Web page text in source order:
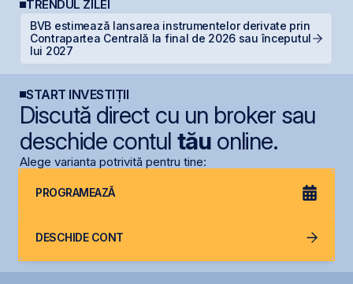
TRENDUL ZILEI
BVB estimează lansarea instrumentelor derivate prin
Contrapartea Centrală la final de 2026 sau începutul
lui 2027
START INVESTIȚII
Discută direct cu un broker sau
deschide contul tăuonline.
Alege varianta potrivită pentru tine:
PROGRAMEAZĂ
DESCHIDE CONT